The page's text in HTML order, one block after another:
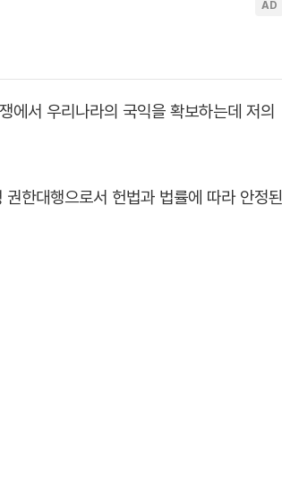
서 우리나라의 국익을 확보하는데 저의
한대행으로서 헌법과 법률에 따라 안정된